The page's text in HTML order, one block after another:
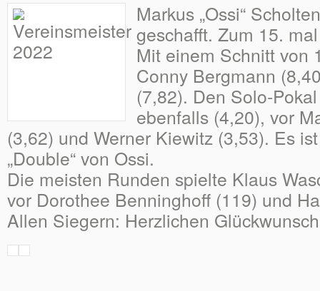
Markus „Ossi“
geschafft. Zum 15.
Mit einem Schnitt von
Conny Bergmann
(7,82). Den Solo-
ebenfalls (4,20), vor
(3,62) und Werner Kiewitz (3,53). Es
„Double“ von Ossi.
Die meisten Runden spielte Klaus
vor Dorothee Benninghoff (119) und
Allen Siegern: Herzlichen